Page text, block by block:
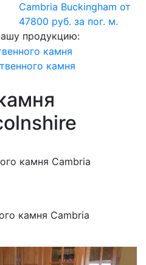
Cambria Buckingham от
47800 руб. за пог. м.
продукцию:
камня
камня
камня Cambria
камня Cambria